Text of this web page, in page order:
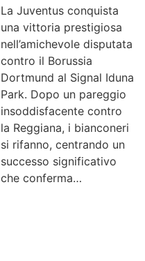
La Juventus conquista
una vittoria prestigiosa
nell’amichevole disputata
contro il Borussia
Dortmund al Signal Iduna
Park. Dopo un pareggio
insoddisfacente contro
la Reggiana, i bianconeri
si rifanno, centrando un
successo significativo
che conferma…